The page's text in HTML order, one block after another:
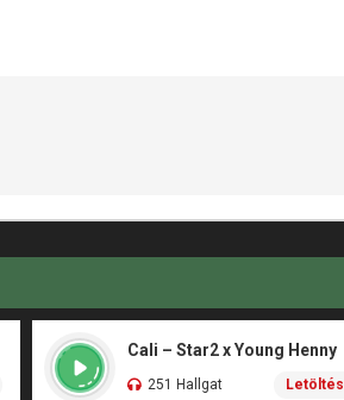
Cali – Star2 x Young Henny
251 Hallgat Letöltés